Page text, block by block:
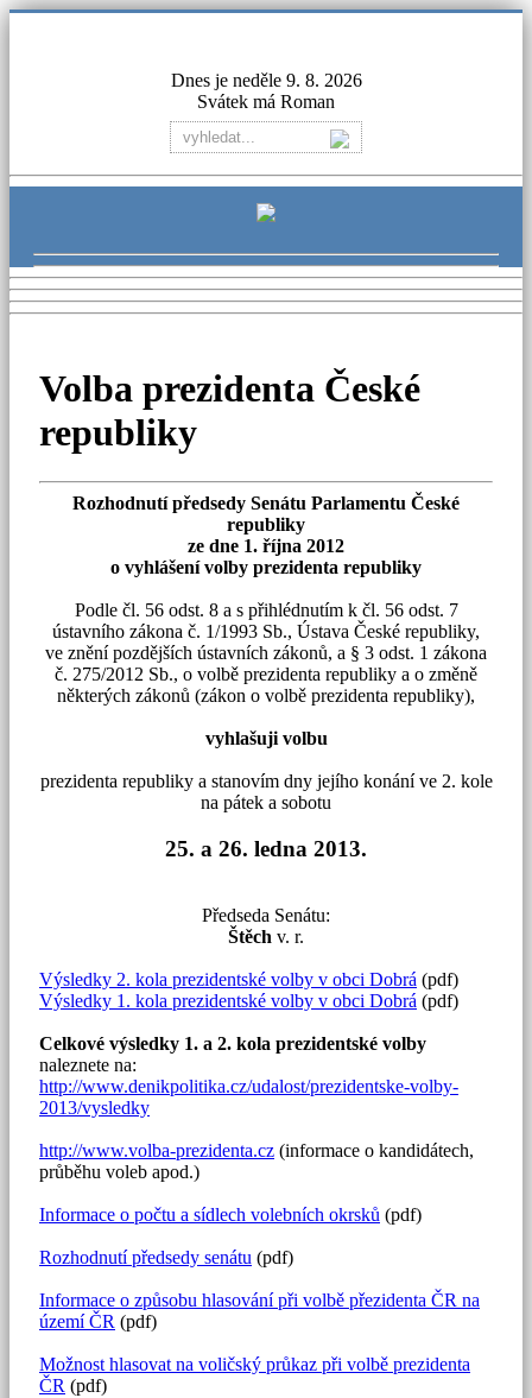
Dnes je neděle 9. 8. 2026
Svátek má Roman
Volba prezidenta České
republiky
Rozhodnutí předsedy Senátu Parlamentu České
republiky
ze dne 1. října 2012
o vyhlášení volby prezidenta republiky
Podle čl. 56 odst. 8 a s přihlédnutím k čl. 56 odst. 7
ústavního zákona č. 1/1993 Sb., Ústava České republiky,
ve znění pozdějších ústavních zákonů, a § 3 odst. 1 zákona
č. 275/2012 Sb., o volbě prezidenta republiky a o změně
některých zákonů (zákon o volbě prezidenta republiky),
vyhlašuji volbu
prezidenta republiky a stanovím dny jejího konání ve 2. kole
na pátek a sobotu
25. a 26. ledna 2013.
Předseda Senátu:
Štěch v. r.
Výsledky 2. kola prezidentské volby v obci Dobrá (pdf)
Výsledky 1. kola prezidentské volby v obci Dobrá (pdf)
Celkové výsledky 1. a 2. kola prezidentské volby
naleznete na:
http://www.denikpolitika.cz/udalost/prezidentske-volby-
2013/vysledky
http://www.volba-prezidenta.cz (informace o kandidátech,
průběhu voleb apod.)
Informace o počtu a sídlech volebních okrsků (pdf)
Rozhodnutí předsedy senátu (pdf)
Informace o způsobu hlasování při volbě přezidenta ČR na
území ČR (pdf)
Možnost hlasovat na voličský průkaz při volbě prezidenta
ČR (pdf)